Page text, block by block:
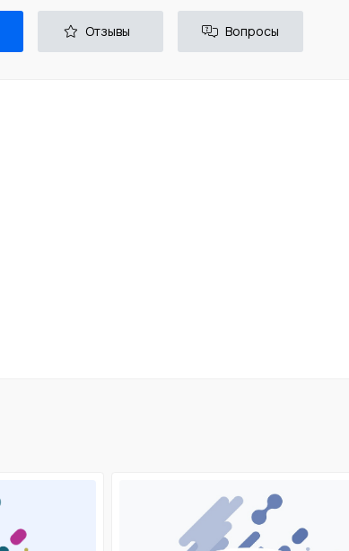
Отзывы Вопросы